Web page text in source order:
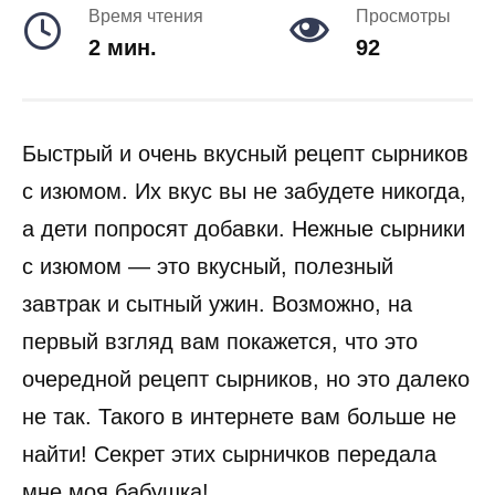
Время чтения
2 мин.
Просмотры
92
Быстрый и очень вкусный рецепт сырников
с изюмом. Их вкус вы не забудете никогда,
а дети попросят добавки. Нежные сырники
с изюмом — это вкусный, полезный
завтрак и сытный ужин. Возможно, на
первый взгляд вам покажется, что это
очередной рецепт сырников, но это далеко
не так. Такого в интернете вам больше не
найти! Секрет этих сырничков передала